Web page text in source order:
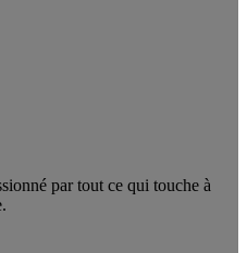
par tout ce qui touche à